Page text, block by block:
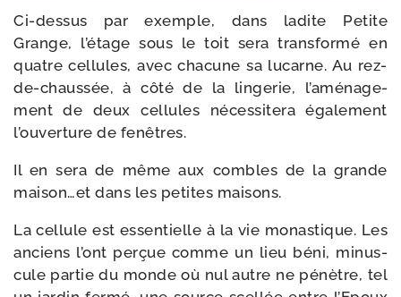
Ci-​dessus par exemple, dans ladite Petite
Grange, l’é­tage sous le toit sera trans­for­mé en
quatre cel­lules, avec cha­cune sa lucarne. Au rez-​
de-​chaussée, à côté de la lin­ge­rie, l’a­mé­na­ge­
ment de deux cel­lules néces­si­te­ra éga­le­ment
l’ou­ver­ture de fenêtres.
Il en sera de même aux combles de la grande
maison…et dans les petites maisons.
La cel­lule est essen­tielle à la vie monas­tique. Les
anciens l’ont per­çue comme un lieu béni, minus­
cule par­tie du monde où nul autre ne pénètre, tel